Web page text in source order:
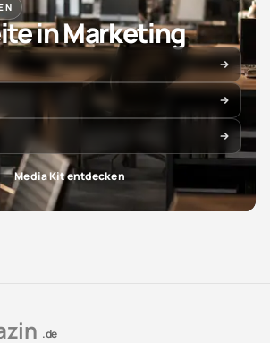
in Marketing
Media Kit entdecken
.de